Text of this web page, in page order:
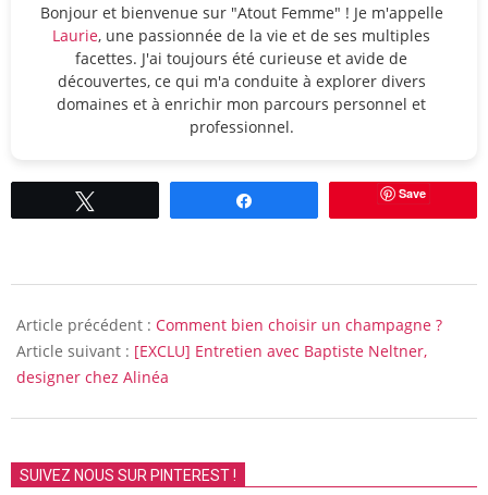
Bonjour et bienvenue sur "Atout Femme" ! Je m'appelle
Laurie, une passionnée de la vie et de ses multiples
facettes. J'ai toujours été curieuse et avide de
découvertes, ce qui m'a conduite à explorer divers
domaines et à enrichir mon parcours personnel et
professionnel.
Save
05-
13
Article précédent : Comment bien choisir un champagne ?
Article suivant : [EXCLU] Entretien avec Baptiste Neltner,
designer chez Alinéa
SUIVEZ NOUS SUR PINTEREST !